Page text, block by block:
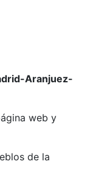
Aranjuez-
web y
de la